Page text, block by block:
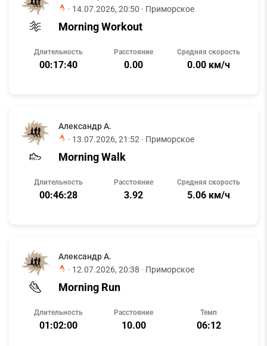
· 14.07.2026, 20:50 · Приморское
Morning Workout
Длительность
00:17:40
Расстояние
0.00
Средняя скорость
0.00 км/ч
Александр А.
· 13.07.2026, 21:52 · Приморское
Morning Walk
Длительность
00:46:28
Расстояние
3.92
Средняя скорость
5.06 км/ч
Александр А.
· 12.07.2026, 20:38 · Приморское
Morning Run
Длительность
01:02:00
Расстояние
10.00
Темп
06:12